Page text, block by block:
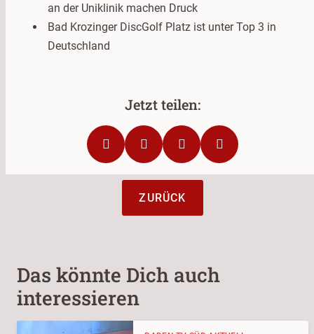
an der Uniklinik machen Druck
Bad Krozinger DiscGolf Platz ist unter Top 3 in
Deutschland
ZURÜCK
Das könnte Dich auch
interessieren